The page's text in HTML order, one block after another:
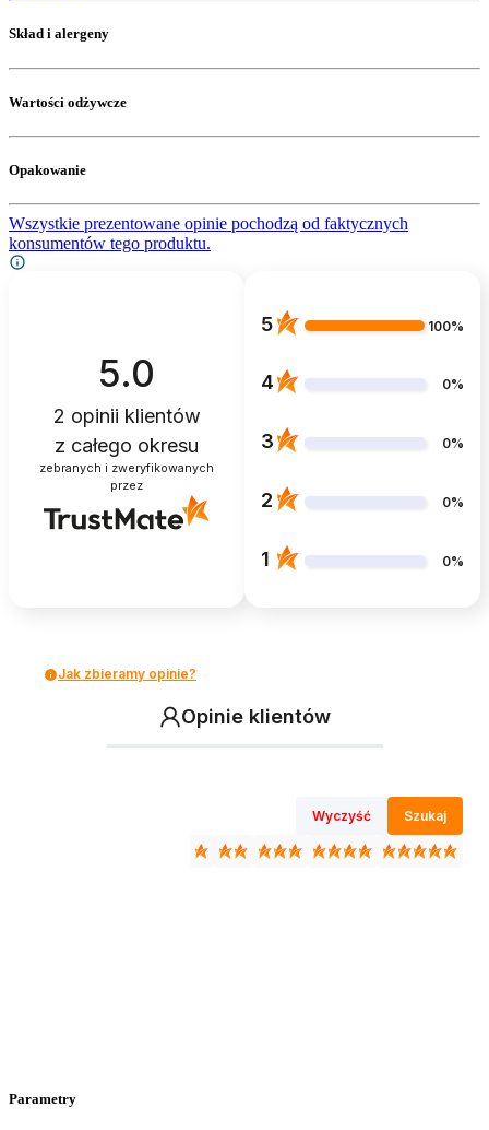
Skład i alergeny
Wartości odżywcze
Opakowanie
Wszystkie prezentowane opinie pochodzą od faktycznych
konsumentów tego produktu.
5.0
2 opinii klientów
z całego okresu
zebranych i zweryfikowanych
przez
5 100%
4 0%
3 0%
2 0%
1 0%
Jak zbieramy opinie?
Opinie klientów
Wyczyść Szukaj
Parametry